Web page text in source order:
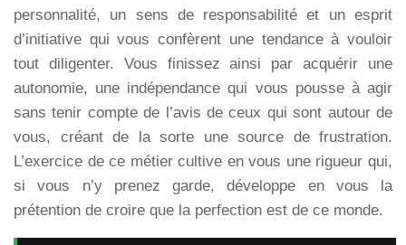
personnalité, un sens de responsabilité et un esprit
d’initiative qui vous confèrent une tendance à vouloir
tout diligenter. Vous finissez ainsi par acquérir une
autonomie, une indépendance qui vous pousse à agir
sans tenir compte de l’avis de ceux qui sont autour de
vous, créant de la sorte une source de frustration.
L’exercice de ce métier cultive en vous une rigueur qui,
si vous n’y prenez garde, développe en vous la
prétention de croire que la perfection est de ce monde.